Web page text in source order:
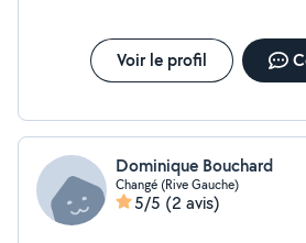
Voir le profil
Dominique Bouchard
Changé (Rive Gauche)
5/5 (2 avis)